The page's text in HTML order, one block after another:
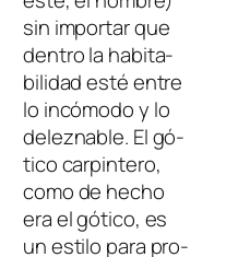
sin im­por­tar que
den­tro la ha­bi­ta­
bi­li­dad es­té en­tre
lo in­có­mo­do y lo
de­lez­na­ble. El gó­
ti­co car­pin­te­ro,
co­mo de he­cho
era el gó­ti­co, es
un es­ti­lo pa­ra pro­